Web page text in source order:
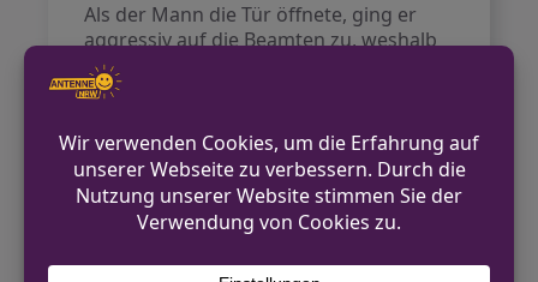
Als der Mann die Tür öffnete, ging er
aggressiv auf die Beamten zu, weshalb
diese entschieden, ihm Handschellen
anzulegen. Der Senior versuchte, sich
konnte jedoch fixiert werden. Aufgrund
seines auffälligen Verhaltens wurde das
städtische Ordnungsamt informiert,
welches sich um den Mann kümmerte
und ihn in eine psychiatrische
Einrichtung brachte.